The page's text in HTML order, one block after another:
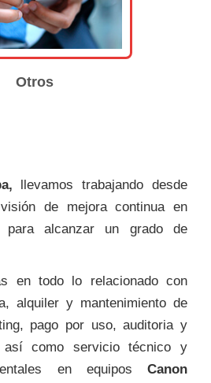
Otros
llevamos trabajando desde
de mejora continua en
para alcanzar un grado de
en todo lo relacionado con
alquiler y mantenimiento de
pago por uso, auditoria y
como servicio técnico y
en equipos Canon